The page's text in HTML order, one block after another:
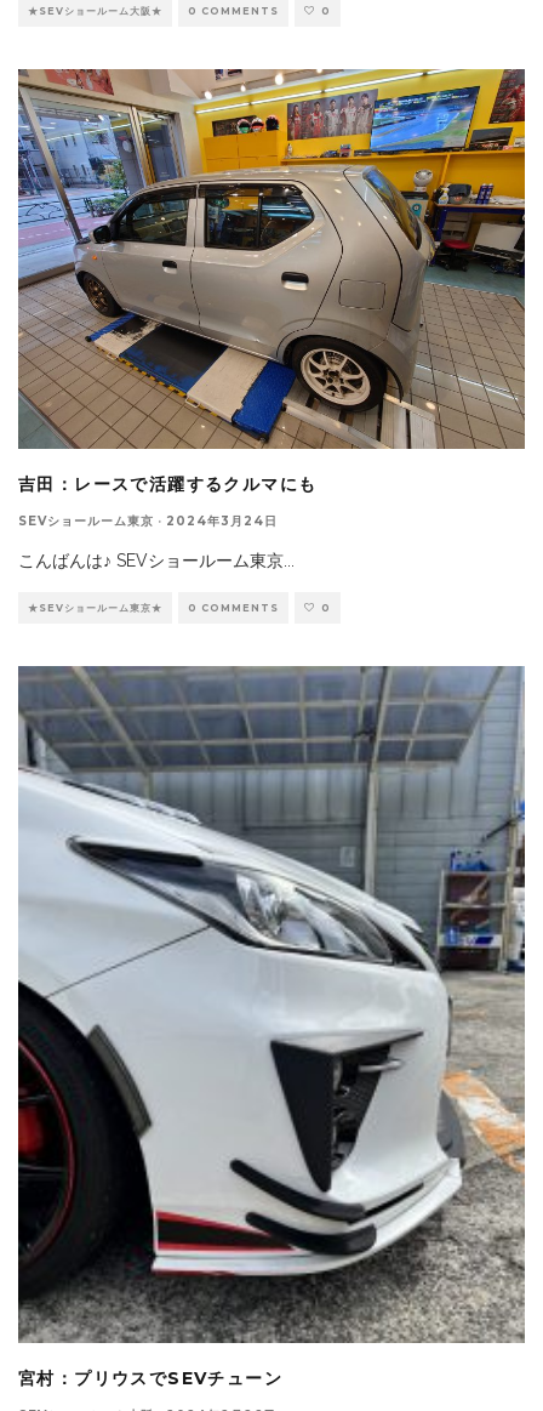
★SEVショールーム大阪★ 0 COMMENTS 0
吉田：レースで活躍するクルマにも
SEVショールーム東京 · 2024年3月24日
こんばんは♪ SEVショールーム東京...
★SEVショールーム東京★ 0 COMMENTS 0
宮村：プリウスでSEVチューン